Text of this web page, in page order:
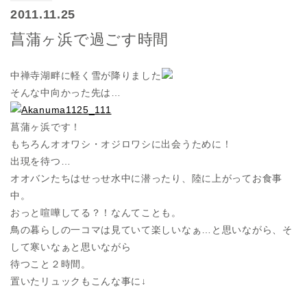
2011.11.25
菖蒲ヶ浜で過ごす時間
中禅寺湖畔に軽く雪が降りました
そんな中向かった先は…
菖蒲ヶ浜です！
もちろんオオワシ・オジロワシに出会うために！
出現を待つ…
オオバンたちはせっせ水中に潜ったり、陸に上がってお食事
中。
おっと喧嘩してる？！なんてことも。
鳥の暮らしの一コマは見ていて楽しいなぁ…と思いながら、そ
して寒いなぁと思いながら
待つこと２時間。
置いたリュックもこんな事に↓